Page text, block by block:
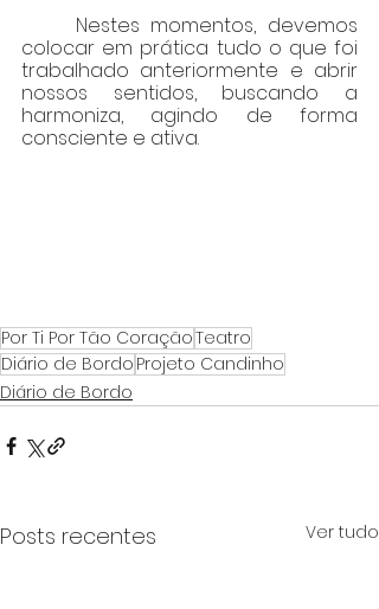
colocar em prática tudo o que foi
trabalhado anteriormente e abrir
nossos sentidos, buscando a
harmoniza, agindo de forma
consciente e ativa.
Por Ti Por Tão CoraçãoTeatro
Diário de Bordo Projeto Candinho
Diário de Bordo
Posts recentes Ver tudo